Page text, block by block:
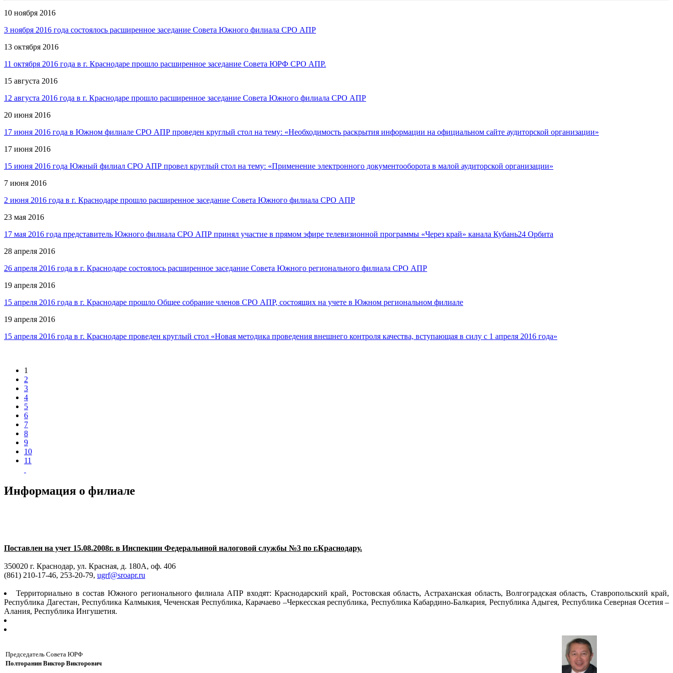
10 ноября 2016
3 ноября 2016 года состоялось расширенное заседание Совета Южного филиала СРО АПР
13 октября 2016
11 октября 2016 года в г. Краснодаре прошло расширенное заседание Совета ЮРФ СРО АПР.
15 августа 2016
12 августа 2016 года в г. Краснодаре прошло расширенное заседание Совета Южного филиала СРО АПР
20 июня 2016
17 июня 2016 года в Южном филиале СРО АПР проведен круглый стол на тему: «Необходимость раскрытия информации на официальном сайте аудиторской организации»
17 июня 2016
15 июня 2016 года Южный филиал СРО АПР провел круглый стол на тему: «Применение электронного документооборота в малой аудиторской организации»
7 июня 2016
2 июня 2016 года в г. Краснодаре прошло расширенное заседание Совета Южного филиала СРО АПР
23 мая 2016
17 мая 2016 года представитель Южного филиала СРО АПР принял участие в прямом эфире телевизионной программы «Через край» канала Кубань24 Орбита
28 апреля 2016
26 апреля 2016 года в г. Краснодаре состоялось расширенное заседание Совета Южного регионального филиала СРО АПР
19 апреля 2016
15 апреля 2016 года в г. Краснодаре прошло Общее собрание членов СРО АПР, состоящих на учете в Южном региональном филиале
19 апреля 2016
15 апреля 2016 года в г. Краснодаре проведен круглый стол «Новая методика проведения внешнего контроля качества, вступающая в силу с 1 апреля 2016 года»
1
2
3
4
5
6
7
8
9
10
11
Информация о филиале
Поставлен на учет 15.08.2008г. в Инспекции Федеральнной налоговой службы №3 по г.Краснодару.
350020 г. Краснодар, ул. Красная, д. 180А, оф. 406
(861) 210-17-46, 253-20-79, ugrf@sroapr.ru
Территориально в состав Южного регионального филиала АПР входят: Краснодарский край, Ростовская область, Астраханская область, Волгоградская область, Ставропольский край,
Республика Дагестан, Республика Калмыкия, Чеченская Республика, Карачаево –Черкесская республика, Республика Кабардино-Балкария, Республика Адыгея, Республика Северная Осетия –
Алания, Республика Ингушетия.
Председатель Совета ЮРФ
Полторанин Виктор Викторович